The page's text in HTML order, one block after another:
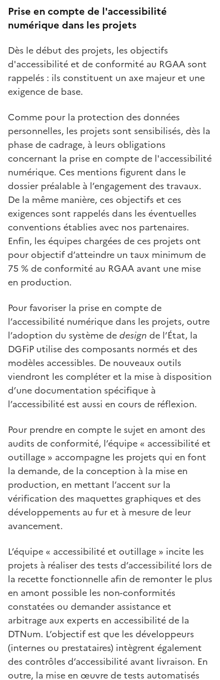
Prise en compte de l'accessibilité
numérique dans les projets
Dès le début des projets, les objectifs
d'accessibilité et de conformité au RGAA sont
rappelés : ils constituent un axe majeur et une
exigence de base.
Comme pour la protection des données
personnelles, les projets sont sensibilisés, dès la
phase de cadrage, à leurs obligations
concernant la prise en compte de l'accessibilité
numérique. Ces mentions figurent dans le
dossier préalable à l’engagement des travaux.
De la même manière, ces objectifs et ces
exigences sont rappelés dans les éventuelles
conventions établies avec nos partenaires.
Enfin, les équipes chargées de ces projets ont
pour objectif d’atteindre un taux minimum de
75 % de conformité au RGAA avant une mise
en production.
Pour favoriser la prise en compte de
l’accessibilité numérique dans les projets, outre
l’adoption du système dedesign de l’État, la
DGFiP utilise des composants normés et des
modèles accessibles. De nouveaux outils
viendront les compléter et la mise à disposition
d’une documentation spécifique à
l’accessibilité est aussi en cours de réflexion.
Pour prendre en compte le sujet en amont des
audits de conformité, l’équipe « accessibilité et
outillage » accompagne les projets qui en font
la demande, de la conception à la mise en
production, en mettant l’accent sur la
vérification des maquettes graphiques et des
développements au fur et à mesure de leur
avancement.
L’équipe « accessibilité et outillage » incite les
projets à réaliser des tests d’accessibilité lors de
la recette fonctionnelle afin de remonter le plus
en amont possible les non-conformités
constatées ou demander assistance et
arbitrage aux experts en accessibilité de la
DTNum. L’objectif est que les développeurs
(internes ou prestataires) intègrent également
des contrôles d’accessibilité avant livraison. En
outre, la mise en œuvre de tests automatisés